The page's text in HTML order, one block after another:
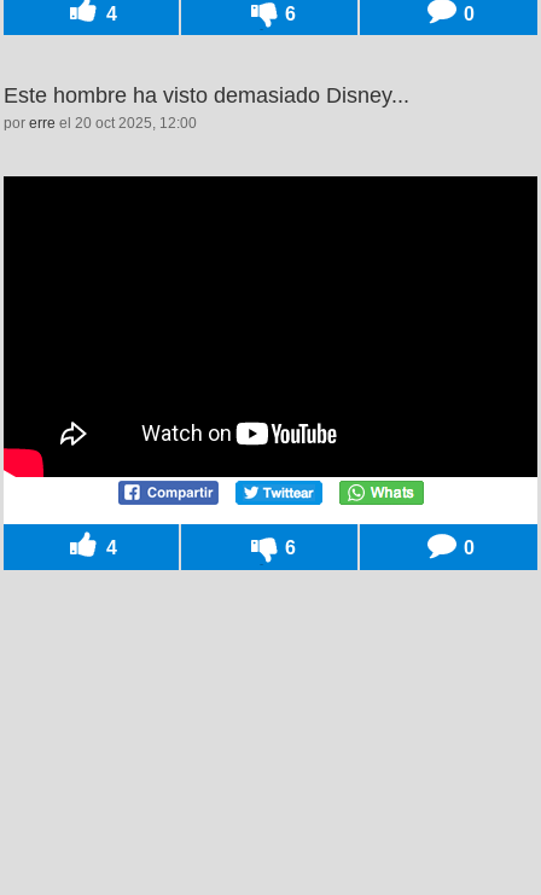
4 6 0
Este hombre ha visto demasiado Disney...
por erre el 20 oct 2025, 12:00
4 6 0